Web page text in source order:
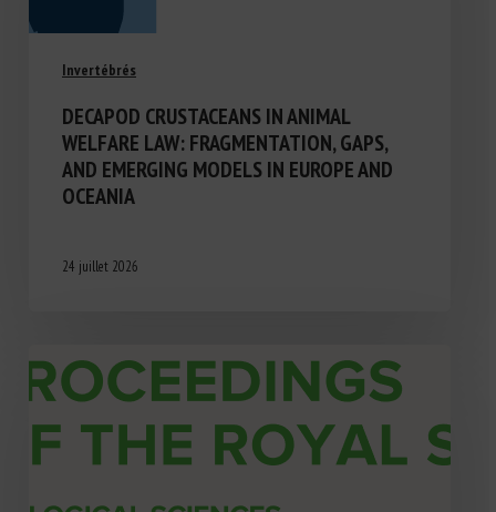
Invertébrés
DECAPOD CRUSTACEANS IN ANIMAL
WELFARE LAW: FRAGMENTATION, GAPS,
AND EMERGING MODELS IN EUROPE AND
OCEANIA
24 juillet 2026